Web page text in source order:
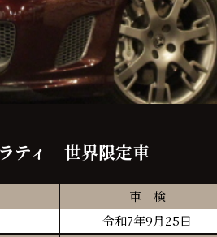
ティ 世界限定車
車 検
令和7年9月25日